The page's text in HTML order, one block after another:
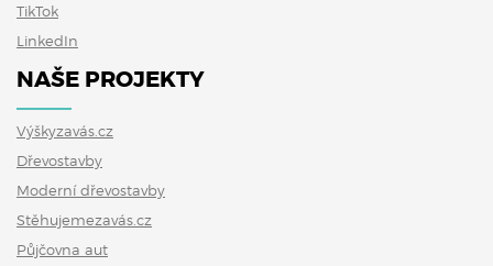
TikTok
LinkedIn
NAŠE PROJEKTY
Výškyzavás.cz
Dřevostavby
Moderní dřevostavby
Stěhujemezavás.cz
Půjčovna aut